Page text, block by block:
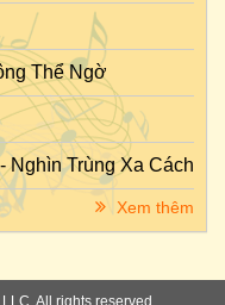
Thể Ngờ
Nghìn Trùng Xa Cách
Xem thêm
All rights reserved.